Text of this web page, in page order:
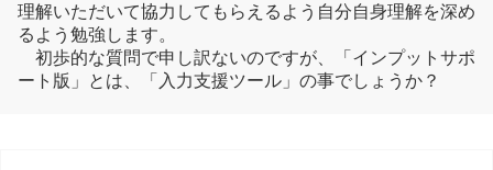
理解いただいて協力してもらえるよう自分自身理解を深め
るよう勉強します。
初歩的な質問で申し訳ないのですが、「インプットサポ
ート版」とは、「入力支援ツール」の事でしょうか？